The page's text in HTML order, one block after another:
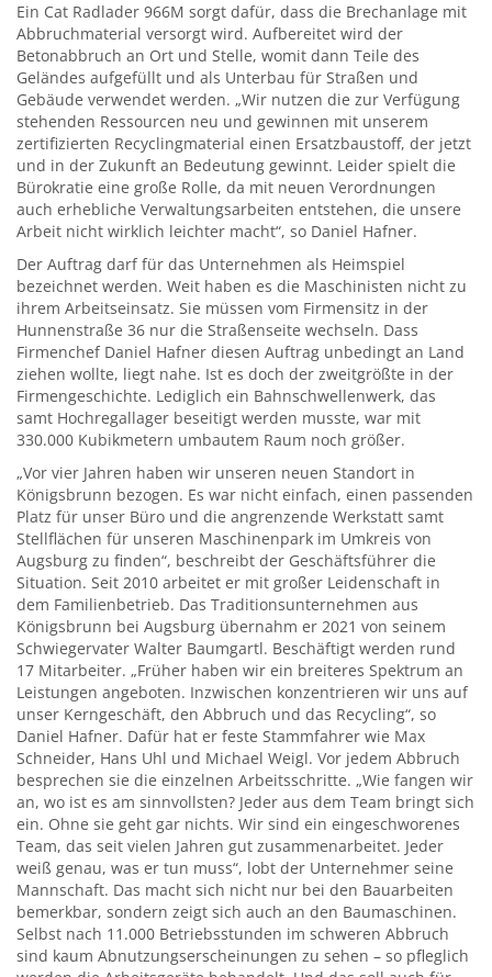
Ein Cat Radlader 966M sorgt dafür, dass die Brechanlage mit
Abbruchmaterial versorgt wird. Aufbereitet wird der
Betonabbruch an Ort und Stelle, womit dann Teile des
Geländes aufgefüllt und als Unterbau für Straßen und
Gebäude verwendet werden. „Wir nutzen die zur Verfügung
stehenden Ressourcen neu und gewinnen mit unserem
zertifizierten Recyclingmaterial einen Ersatzbaustoff, der jetzt
und in der Zukunft an Bedeutung gewinnt. Leider spielt die
Bürokratie eine große Rolle, da mit neuen Verordnungen
auch erhebliche Verwaltungsarbeiten entstehen, die unsere
Arbeit nicht wirklich leichter macht“, so Daniel Hafner.
Der Auftrag darf für das Unternehmen als Heimspiel
bezeichnet werden. Weit haben es die Maschinisten nicht zu
ihrem Arbeitseinsatz. Sie müssen vom Firmensitz in der
Hunnenstraße 36 nur die Straßenseite wechseln. Dass
Firmenchef Daniel Hafner diesen Auftrag unbedingt an Land
ziehen wollte, liegt nahe. Ist es doch der zweitgrößte in der
Firmengeschichte. Lediglich ein Bahnschwellenwerk, das
samt Hochregallager beseitigt werden musste, war mit
330.000 Kubikmetern umbautem Raum noch größer.
„Vor vier Jahren haben wir unseren neuen Standort in
Königsbrunn bezogen. Es war nicht einfach, einen passenden
Platz für unser Büro und die angrenzende Werkstatt samt
Stellflächen für unseren Maschinenpark im Umkreis von
Augsburg zu finden“, beschreibt der Geschäftsführer die
Situation. Seit 2010 arbeitet er mit großer Leidenschaft in
dem Familienbetrieb. Das Traditionsunternehmen aus
Königsbrunn bei Augsburg übernahm er 2021 von seinem
Schwiegervater Walter Baumgartl. Beschäftigt werden rund
17 Mitarbeiter. „Früher haben wir ein breiteres Spektrum an
Leistungen angeboten. Inzwischen konzentrieren wir uns auf
unser Kerngeschäft, den Abbruch und das Recycling“, so
Daniel Hafner. Dafür hat er feste Stammfahrer wie Max
Schneider, Hans Uhl und Michael Weigl. Vor jedem Abbruch
besprechen sie die einzelnen Arbeitsschritte. „Wie fangen wir
an, wo ist es am sinnvollsten? Jeder aus dem Team bringt sich
ein. Ohne sie geht gar nichts. Wir sind ein eingeschworenes
Team, das seit vielen Jahren gut zusammenarbeitet. Jeder
weiß genau, was er tun muss“, lobt der Unternehmer seine
Mannschaft. Das macht sich nicht nur bei den Bauarbeiten
bemerkbar, sondern zeigt sich auch an den Baumaschinen.
Selbst nach 11.000 Betriebsstunden im schweren Abbruch
sind kaum Abnutzungserscheinungen zu sehen – so pfleglich